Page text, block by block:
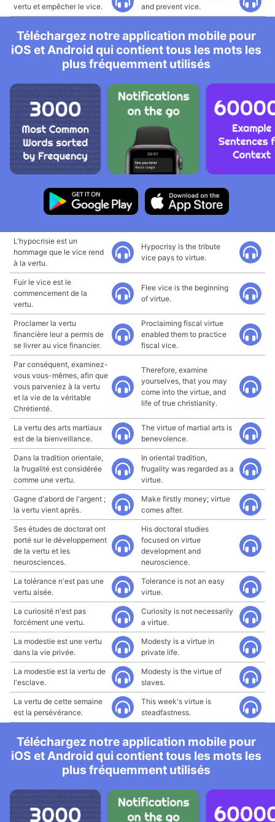
vertu et empêcher le vice.
and prevent vice.
Téléchargez notre application mobile pour
iOS et Android qui contient tous les mots les
plus fréquemment utilisés
L'hypocrisie est un
hommage que le vice rend
à la vertu.
Hypocrisy is the tribute
vice pays to virtue.
Fuir le vice est le
commencement de la
vertu.
Flee vice is the beginning
of virtue.
Proclamer la vertu
financière leur a permis de
se livrer au vice financier.
Proclaiming fiscal virtue
enabled them to practice
fiscal vice.
Par conséquent, examinez-
vous vous-mêmes, afin que
vous parveniez à la vertu
et la vie de la véritable
Chrétienté.
Therefore, examine
yourselves, that you may
come into the virtue, and
life of true christianity.
La vertu des arts martiaux
est de la bienveillance.
The virtue of martial arts is
benevolence.
Dans la tradition orientale,
la frugalité est considérée
comme une vertu.
In oriental tradition,
frugality was regarded as a
virtue.
Gagne d'abord de l'argent ;
la vertu vient après.
Make firstly money; virtue
comes after.
Ses études de doctorat ont
porté sur le développement
de la vertu et les
neurosciences.
His doctoral studies
focused on virtue
development and
neuroscience.
La tolérance n'est pas une
vertu aisée.
Tolerance is not an easy
virtue.
La curiosité n'est pas
forcément une vertu.
Curiosity is not necessarily
a virtue.
La modestie est une vertu
dans la vie privée.
Modesty is a virtue in
private life.
La modestie est la vertu de
l'esclave.
Modesty is the virtue of
slaves.
La vertu de cette semaine
est la persévérance.
This week's virtue is
steadfastness.
Téléchargez notre application mobile pour
iOS et Android qui contient tous les mots les
plus fréquemment utilisés